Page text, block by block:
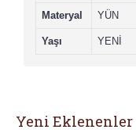
Materyal YÜN
Yaşı YENİ
Yeni Eklenenler